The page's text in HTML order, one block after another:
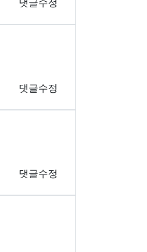
댓글수정
댓글수정
댓글수정